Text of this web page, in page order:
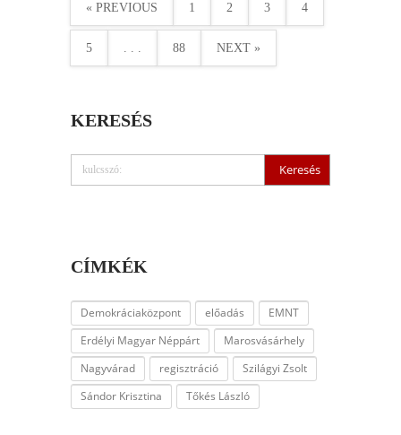
« PREVIOUS 1 2 3 4
5 . . . 88 NEXT »
KERESÉS
CÍMKÉK
Demokráciaközpont előadás
EMNT
Erdélyi Magyar Néppárt
Marosvásárhely
Nagyvárad
regisztráció
Szilágyi Zsolt
Sándor Krisztina
Tőkés László